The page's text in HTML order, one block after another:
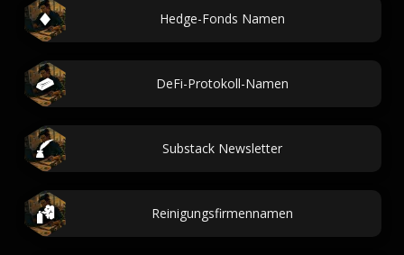
Hedge-Fonds Namen
DeFi-Protokoll-Namen
Substack Newsletter
Reinigungsfirmennamen